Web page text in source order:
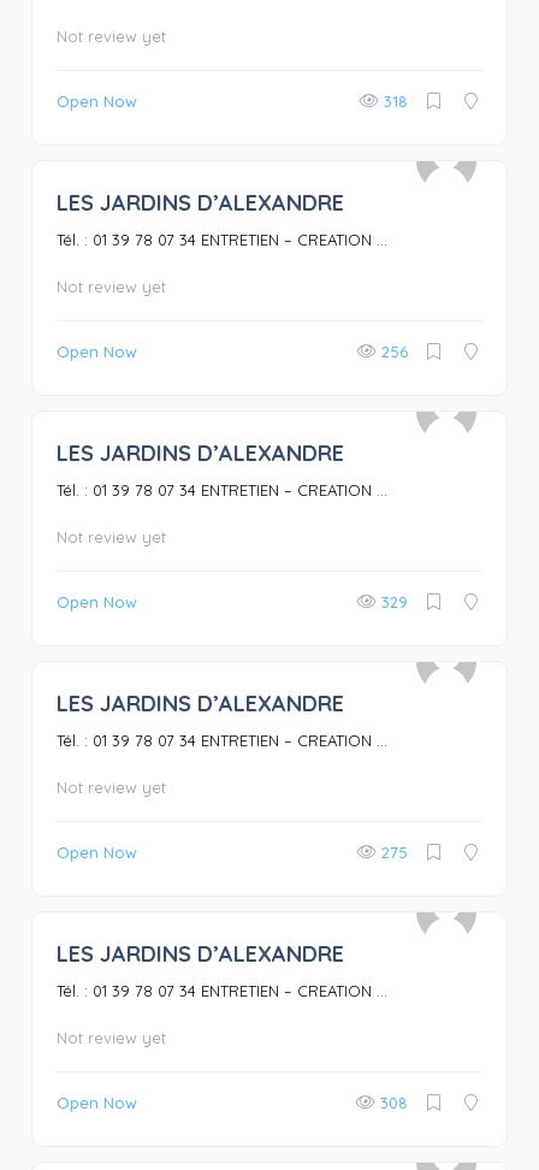
Not review yet
Open Now 318
LES JARDINS D’ALEXANDRE
Tél. : 01 39 78 07 34 ENTRETIEN – CREATION ...
Not review yet
Open Now 256
LES JARDINS D’ALEXANDRE
Tél. : 01 39 78 07 34 ENTRETIEN – CREATION ...
Not review yet
Open Now 329
LES JARDINS D’ALEXANDRE
Tél. : 01 39 78 07 34 ENTRETIEN – CREATION ...
Not review yet
Open Now 275
LES JARDINS D’ALEXANDRE
Tél. : 01 39 78 07 34 ENTRETIEN – CREATION ...
Not review yet
Open Now 308